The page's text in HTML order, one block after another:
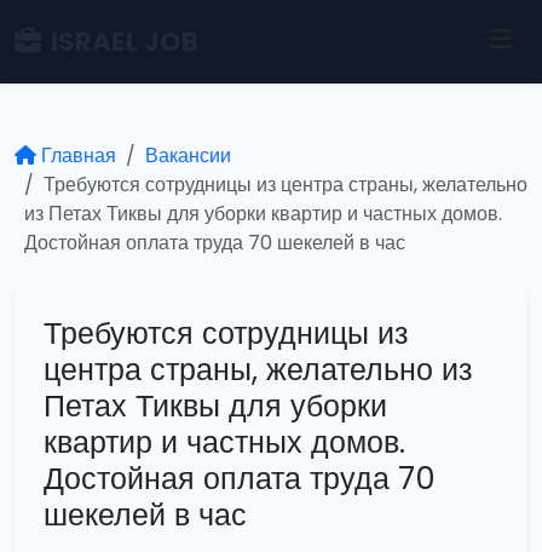
Главная
Вакансии
Требуются сотрудницы из центра страны, желательно
из Петах Тиквы для уборки квартир и частных домов.
Достойная оплата труда 70 шекелей в час
Требуются сотрудницы из
центра страны, желательно из
Петах Тиквы для уборки
квартир и частных домов.
Достойная оплата труда 70
шекелей в час